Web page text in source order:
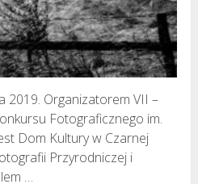
2019. Organizatorem VII –
Fotograficznego im.
Dom Kultury w Czarnej
Przyrodniczej i
…